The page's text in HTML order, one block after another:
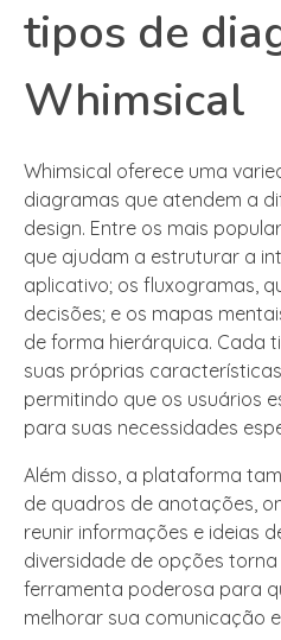
tipos de
Whimsical
Whimsical oferece uma
diagramas que atendem a
design. Entre os mais
que ajudam a estruturar a
aplicativo; os fluxogramas,
decisões; e os mapas
de forma hierárquica. Cada
suas próprias
permitindo que os usuários
para suas necessidades
Além disso, a plataforma
de quadros de anotações,
reunir informações e ideias
diversidade de opções torna
ferramenta poderosa para
melhorar sua comunicação